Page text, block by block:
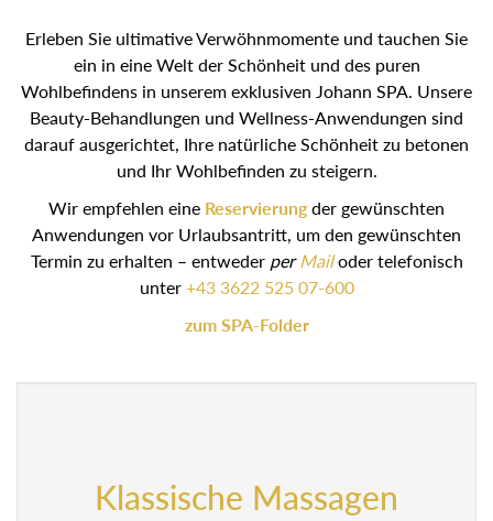
Erleben Sie ultimative Verwöhnmomente und tauchen Sie
ein in eine Welt der Schönheit und des puren
Wohlbefindens in unserem exklusiven Johann SPA. Unsere
Beauty-Behandlungen und Wellness-Anwendungen sind
darauf ausgerichtet, Ihre natürliche Schönheit zu betonen
und Ihr Wohlbefinden zu steigern.
Wir empfehlen eine Reservierungder gewünschten
Anwendungen vor Urlaubsantritt, um den gewünschten
Termin zu erhalten – entweder per Mailoder telefonisch
unter +43 3622 525 07-600
zum SPA-Folder
Klassische Massagen